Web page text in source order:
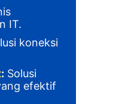
IT.
koneksi
: Solusi
efektif